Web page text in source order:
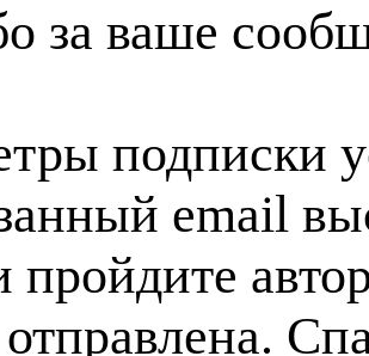
за ваше
подписки
email
пройдите